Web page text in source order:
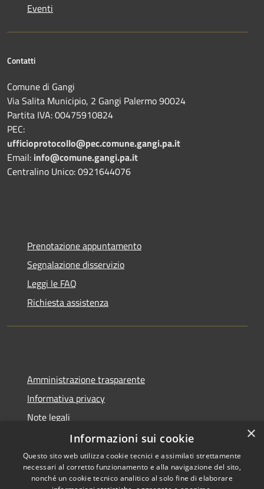
Eventi
Contatti
Comune di Gangi
Via Salita Municipio, 2 Gangi Palermo 90024
Partita IVA: 00475910824
PEC:
ufficioprotocollo@pec.comune.gangi.pa.it
Email: info@comune.gangi.pa.it
Centralino Unico: 0921644076
Prenotazione appuntamento
Segnalazione disservizio
Leggi le FAQ
Richiesta assistenza
Amministrazione trasparente
Informativa privacy
Note legali
Dichiarazione di accessibilità
×
Informazioni sui cookie
Questo sito web utilizza cookie tecnici e assimilati strettamente
necessari al corretto funzionamento e alla navigazione del sito,
nonché un cookie tecnico analitico al solo fine di elaborare